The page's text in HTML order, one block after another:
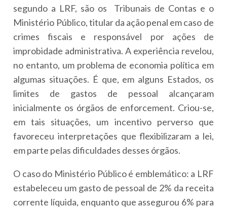
segundo a LRF, são os Tribunais de Contas e o
Ministério Público, titular da ação penal em caso de
crimes fiscais e responsável por ações de
improbidade administrativa. A experiência revelou,
no entanto, um problema de economia política em
algumas situações. É que, em alguns Estados, os
limites de gastos de pessoal alcançaram
inicialmente os órgãos de enforcement. Criou-se,
em tais situações, um incentivo perverso que
favoreceu interpretações que flexibilizaram a lei,
em parte pelas dificuldades desses órgãos.
O caso do Ministério Público é emblemático: a LRF
estabeleceu um gasto de pessoal de 2% da receita
corrente líquida, enquanto que assegurou 6% para